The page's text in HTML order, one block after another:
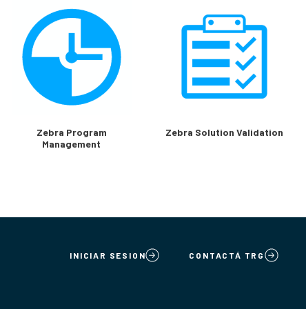
Zebra Program
Management
Zebra Solution Validation
INICIAR SESION CONTACTÁ TRG